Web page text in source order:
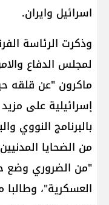
اسرائيل وايران.
وذكرت الرئاسة
لمجلس الدفاع
ماكرون "عن قلقه
إسرائيلية على
بالبرنامج النووي
من الضحايا
"من الضروري وضع
العسكرية"، وطالبا